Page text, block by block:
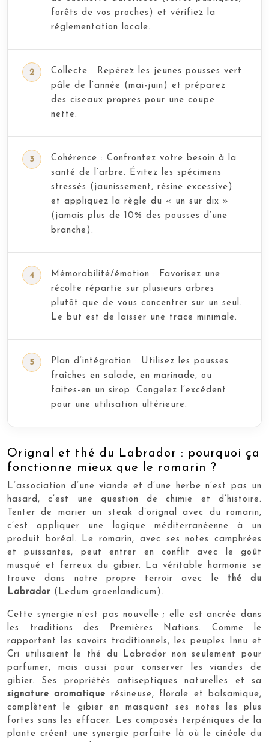
forêts de vos proches) et vérifiez la
réglementation locale.
Collecte : Repérez les jeunes pousses vert
pâle de l’année (mai-juin) et préparez
des ciseaux propres pour une coupe
nette.
Cohérence : Confrontez votre besoin à la
santé de l’arbre. Évitez les spécimens
stressés (jaunissement, résine excessive)
et appliquez la règle du « un sur dix »
(jamais plus de 10% des pousses d’une
branche).
Mémorabilité/émotion : Favorisez une
récolte répartie sur plusieurs arbres
plutôt que de vous concentrer sur un seul.
Le but est de laisser une trace minimale.
Plan d’intégration : Utilisez les pousses
fraîches en salade, en marinade, ou
faites-en un sirop. Congelez l’excédent
pour une utilisation ultérieure.
Orignal et thé du Labrador : pourquoi ça
fonctionne mieux que le romarin ?
L’association d’une viande et d’une herbe n’est pas un
hasard, c’est une question de chimie et d’histoire.
Tenter de marier un steak d’orignal avec du romarin,
c’est appliquer une logique méditerranéenne à un
produit boréal. Le romarin, avec ses notes camphrées
et puissantes, peut entrer en conflit avec le goût
musqué et ferreux du gibier. La véritable harmonie se
trouve dans notre propre terroir avec le thé du
Labrador (Ledum groenlandicum).
Cette synergie n’est pas nouvelle ; elle est ancrée dans
les traditions des Premières Nations. Comme le
rapportent les savoirs traditionnels, les peuples Innu et
Cri utilisaient le thé du Labrador non seulement pour
parfumer, mais aussi pour conserver les viandes de
gibier. Ses propriétés antiseptiques naturelles et sa
signature aromatique résineuse, florale et balsamique,
complètent le gibier en masquant ses notes les plus
fortes sans les effacer. Les composés terpéniques de la
plante créent une synergie parfaite là où le cinéole du